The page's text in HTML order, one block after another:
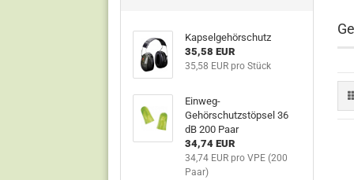
Kapselgehörschutz
35,58 EUR
35,58 EUR pro Stück
Einweg-
Gehörschutzstöpsel 36
dB 200 Paar
34,74 EUR
34,74 EUR pro VPE (200
Paar)